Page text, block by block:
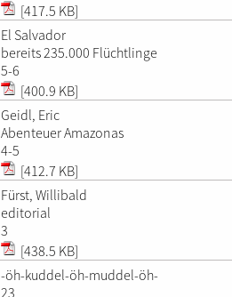
[417.5 KB]
El Salvador
bereits 235.000 Flüchtlinge
5-6
[400.9 KB]
Geidl, Eric
Abenteuer Amazonas
4-5
[412.7 KB]
Fürst, Willibald
editorial
3
[438.5 KB]
-öh-kuddel-öh-muddel-öh-
23